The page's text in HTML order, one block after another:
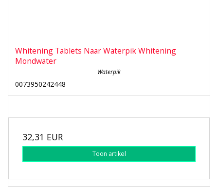
Whitening Tablets Naar Waterpik Whitening
Mondwater
Waterpik
0073950242448
32,31 EUR
Toon artikel